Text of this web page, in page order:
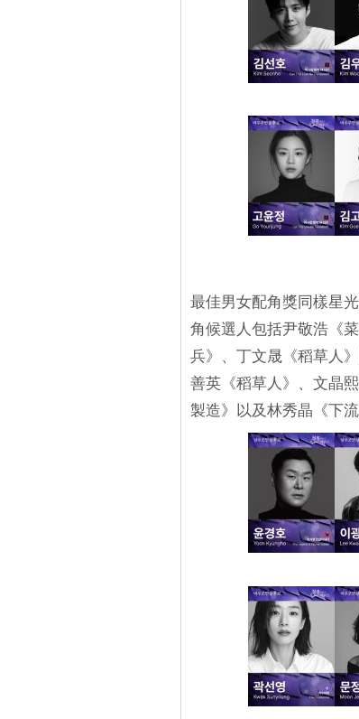
最佳男女配角獎同樣星
角候選人包括尹敬浩《
兵》、丁文晟《稻草人
善英《稻草人》、文晶
製造》以及林秀晶《下流